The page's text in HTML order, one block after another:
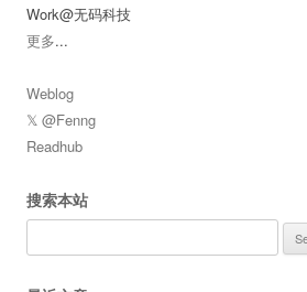
Work@无码科技
更多...
Weblog
𝕏 @Fenng
Readhub
搜索本站
for: